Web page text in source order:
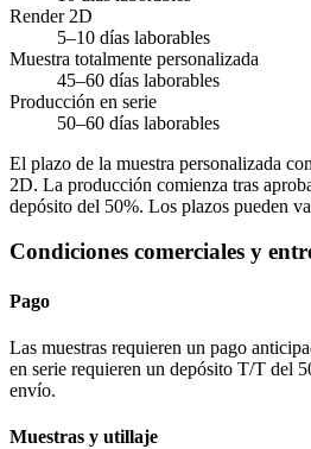
Render 2D
5–10 días laborables
Muestra totalmente personalizada
45–60 días laborables
Producción en serie
50–60 días laborables
El plazo de la muestra personalizada
2D. La producción comienza tras
depósito del 50%. Los plazos pueden
Condiciones comerciales y
Pago
Las muestras requieren un pago
en serie requieren un depósito T/T del
envío.
Muestras y utillaje